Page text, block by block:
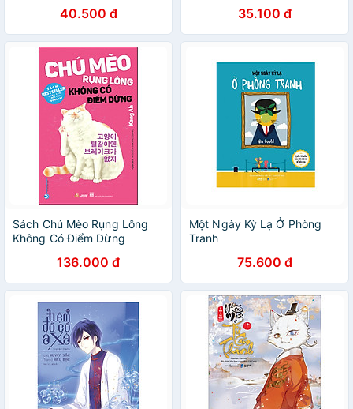
40.500 đ 35.100 đ
Sách Chú Mèo Rụng Lông
Không Có Điểm Dừng
136.000 đ
Một Ngày Kỳ Lạ Ở Phòng
Tranh
75.600 đ